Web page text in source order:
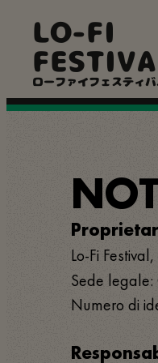
contenuto
principale
LO-FI
ローファイフェスティ
Lo-Fi Festival,
Sede legale:
Numero di